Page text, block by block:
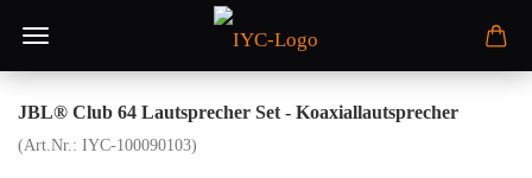
JBL® Club 64 Lautsprecher Set - Koaxiallautsprecher
(Art.Nr.: IYC-100090103)